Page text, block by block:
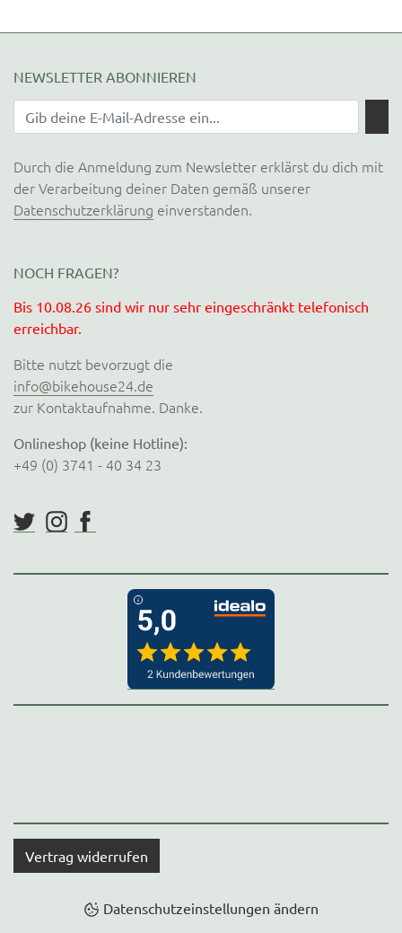
NEWSLETTER ABONNIEREN
Durch die Anmeldung zum Newsletter erklärst du dich mit
der Verarbeitung deiner Daten gemäß unserer
Datenschutzerklärung einverstanden.
NOCH FRAGEN?
Bis 10.08.26 sind wir nur sehr eingeschränkt telefonisch
erreichbar.
Bitte nutzt bevorzugt die
info@bikehouse24.de
zur Kontaktaufnahme. Danke.
Onlineshop (keine Hotline):
+49 (0) 3741 - 40 34 23
Vertrag widerrufen
Datenschutzeinstellungen ändern